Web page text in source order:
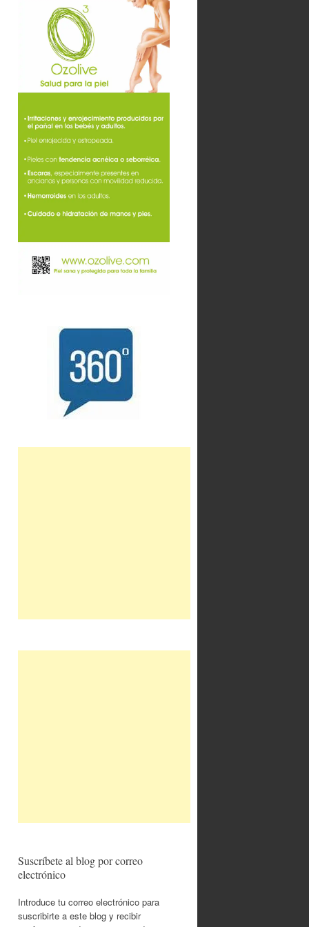
Suscríbete al blog por correo
electrónico
Introduce tu correo electrónico para
suscribirte a este blog y recibir